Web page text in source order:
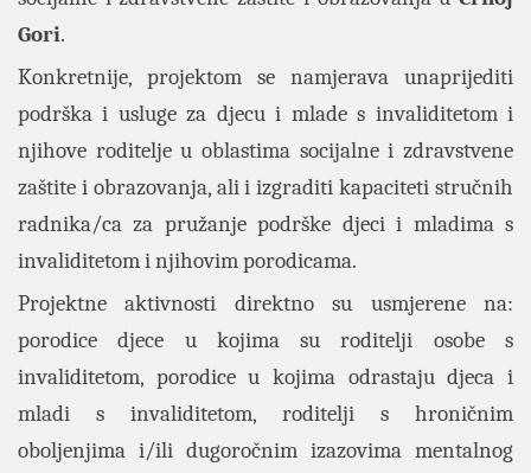
Gori.
Konkretnije, projektom se namjerava unaprijediti
podrška i usluge za djecu i mlade s invaliditetom i
njihove roditelje u oblastima socijalne i zdravstvene
zaštite i obrazovanja, ali i izgraditi kapaciteti stručnih
radnika/ca za pružanje podrške djeci i mladima s
invaliditetom i njihovim porodicama.
Projektne aktivnosti direktno su usmjerene na:
porodice djece u kojima su roditelji osobe s
invaliditetom, porodice u kojima odrastaju djeca i
mladi s invaliditetom, roditelji s hroničnim
oboljenjima i/ili dugoročnim izazovima mentalnog